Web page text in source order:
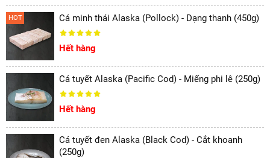
HOT Cá minh thái Alaska (Pollock) - Dạng thanh (450g)
Hết hàng
Cá tuyết Alaska (Pacific Cod) - Miếng phi lê (250g)
Hết hàng
Cá tuyết đen Alaska (Black Cod) - Cắt khoanh
(250g)